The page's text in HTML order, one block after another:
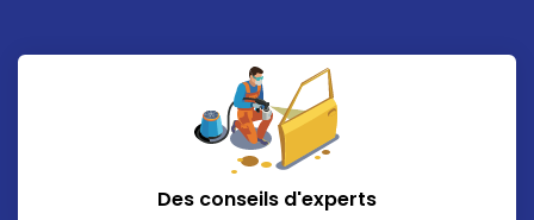
Des conseils d'experts